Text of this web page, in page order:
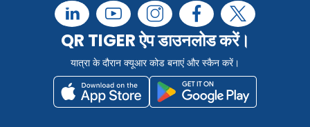
QR TIGER ऐप डाउनलोड करें।
यात्रा के दौरान क्यूआर कोड बनाएं और स्कैन करें।